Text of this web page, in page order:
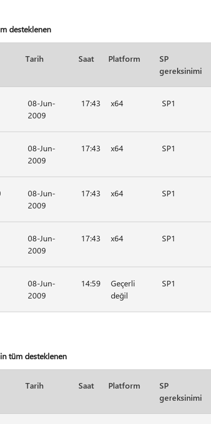
desteklenen
Tarih Saat Platform
SP
gereksinimi
08-Jun-
2009
17:43 x64 SP1
08-Jun-
2009
17:43 x64 SP1
08-Jun-
2009
17:43 x64 SP1
08-Jun-
2009
17:43 x64 SP1
08-Jun-
2009
14:59
Geçerli
değil
SP1
tüm desteklenen
Tarih Saat Platform
SP
gereksinimi